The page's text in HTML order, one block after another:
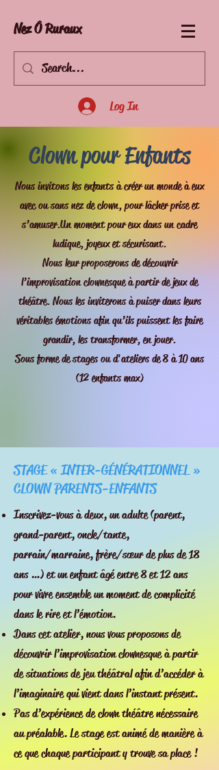
Nez Ô Ruraux
Log In
Clown pour Enfants
Nous invitons les enfants à créer un monde à eux
avec ou sans nez de clown, pour lâcher prise et
s’amuser.Un moment pour eux dans un cadre
ludique, joyeux et sécurisant.
Nous leur proposerons de découvrir
l’improvisation clownesque à partir de jeux de
théâtre. Nous les inviterons à puiser dans leurs
véritables émotions afin qu’ils puissent les faire
grandir, les transformer, en jouer.
Sous forme de stages ou d'ateliers de 8 à 10 ans
(12 enfants max)
STAGE « INTER-GÉNÉRATIONNEL »
CLOWN PARENTS-ENFANTS
Inscrivez-vous à deux, un adulte (parent,
grand-parent, oncle/tante,
parrain/marraine, frère/sœur de plus de 18
ans …) et un enfant âgé entre 8 et 12 ans
pour vivre ensemble un moment de complicité
dans le rire et l’émotion.
Dans cet atelier, nous vous proposons de
découvrir l’improvisation clownesque à partir
de situations de jeu théâtral afin d’accéder à
l’imaginaire qui vient dans l’instant présent.
Pas d’expérience de clown théâtre nécessaire
au préalable. Le stage est animé de manière à
ce que chaque participant y trouve sa place !